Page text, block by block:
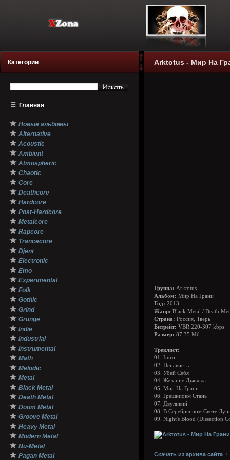
Категории
☰ Главная
★ Новые альбомы
★ Alternative
★ Acoustic
★ Ambient
★ Atmospheric
★ Chaotic
★ Core
★ Deathcore
★ Hardcore
★ Post-Hardcore
★ Metalcore
★ Rapcore
★ Trancecore
★ Djent
★ Electronic
★ Emo
★ Experimental
★ Folk
★ Gothic
★ Grind
★ Grunge
★ Indie
★ Industrial
★ Instrumental
★ Math
★ Melodic
★ Metal
★ Black Metal
★ Death Metal
★ Doom Metal
★ Groove Metal
★ Heavy Metal
★ Modern Metal
★ Nu-Metal
★ Pagan Metal
Arktotus - Мир На
Группа: Arktotus
Альбом: Мир На Грани
Год: 2013
Жанр: Black Metal / Death
Страна: Россия, Тверь
Битрейт: VBR 220-307 kbps
Размер: 87.35 Мб
Треклист:
01. Intro
02. Ненависть
03. Убей Себя
04. Желание Дьявола
05. Мир На Грани
06. Грешниокм Стань
07. Двуликий
08. В Cеребрянном Свете
09. Night's Blood (Dissection
Скачать из архива сайта /